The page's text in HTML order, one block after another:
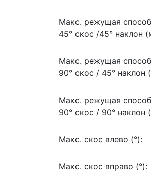
Макс. режущая
45° cкос /45° наклон
Макс. режущая
90° cкос / 45° наклон
Макс. режущая
90° cкос / 90° наклон
Макс. скос влево (°):
Макс. скос вправо (°):